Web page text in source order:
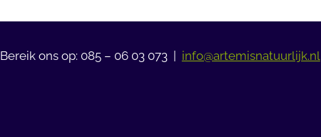
Bereik ons op: 085 – 06 03 073 | info@artemisnatuurlijk.nl